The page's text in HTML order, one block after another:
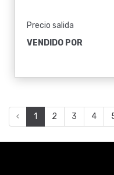
Precio salida
VENDIDO POR
‹ 1 2 3 4